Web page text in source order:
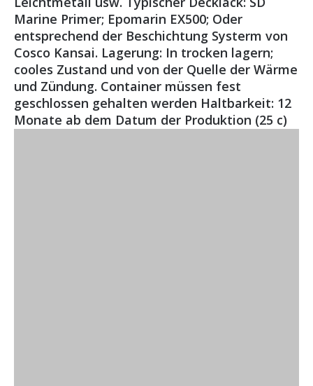
Marine Primer; Epomarin EX500; Oder
entsprechend der Beschichtung Systerm von
Cosco Kansai. Lagerung: In trocken lagern;
cooles Zustand und von der Quelle der Wärme
und Zündung. Container müssen fest
geschlossen gehalten werden Haltbarkeit: 12
Monate ab dem Datum der Produktion (25 c)